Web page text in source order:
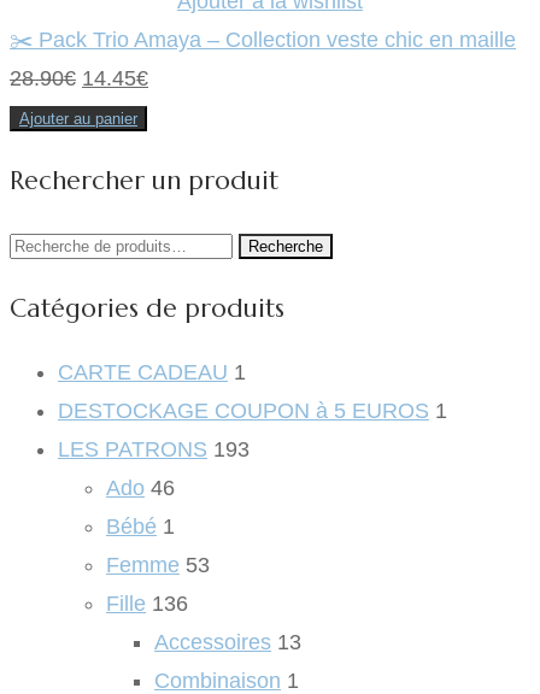
✂️ Pack Trio Amaya – Collection veste chic en maille
28.90€ Le
prix
était :
28.90€.
14.45€Le
est :
14.45€.
Ajouter au panier
Rechercher un produit
Recherche
Recherche
Catégories de produits
CARTE CADEAU 1
DESTOCKAGE COUPON à 5 EUROS 1
LES PATRONS 193
Ado 46
Bébé 1
Femme 53
Fille 136
Accessoires 13
Combinaison 1